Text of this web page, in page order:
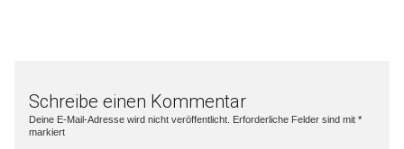
Schreibe einen Kommentar
Deine E-Mail-Adresse wird nicht veröffentlicht. Erforderliche Felder sind mit *
markiert